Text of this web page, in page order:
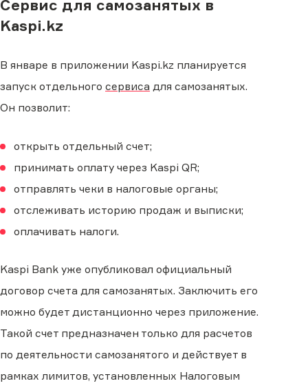
Сервис для самозанятых в
Kaspi.kz
В январе в приложении Kaspi.kz планируется
запуск отдельного сервиса для самозанятых.
Он позволит:
открыть отдельный счет;
принимать оплату через Kaspi QR;
отправлять чеки в налоговые органы;
отслеживать историю продаж и выписки;
оплачивать налоги.
Kaspi Bank уже опубликовал официальный
договор счета для самозанятых. Заключить его
можно будет дистанционно через приложение.
Такой счет предназначен только для расчетов
по деятельности самозанятого и действует в
рамках лимитов, установленных Налоговым